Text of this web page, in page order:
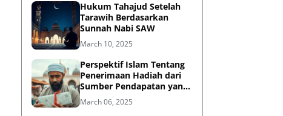
Hukum Tahajud Setelah
Tarawih Berdasarkan
Sunnah Nabi SAW
March 10, 2025
Perspektif Islam Tentang
Penerimaan Hadiah dari
Sumber Pendapatan yang
Tidak Halal
March 06, 2025